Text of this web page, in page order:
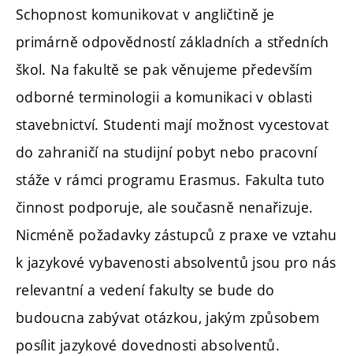
Schopnost komunikovat v angličtině je
primárně odpovědností základních a středních
škol. Na fakultě se pak věnujeme především
odborné terminologii a komunikaci v oblasti
stavebnictví. Studenti mají možnost vycestovat
do zahraničí na studijní pobyt nebo pracovní
stáže v rámci programu Erasmus. Fakulta tuto
činnost podporuje, ale současně nenařizuje.
Nicméně požadavky zástupců z praxe ve vztahu
k jazykové vybavenosti absolventů jsou pro nás
relevantní a vedení fakulty se bude do
budoucna zabývat otázkou, jakým způsobem
posílit jazykové dovednosti absolventů.